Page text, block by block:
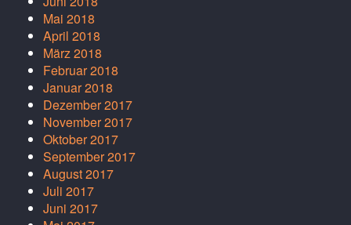
Mai 2018
April 2018
März 2018
Februar 2018
Januar 2018
Dezember 2017
November 2017
Oktober 2017
September 2017
August 2017
Juli 2017
Juni 2017